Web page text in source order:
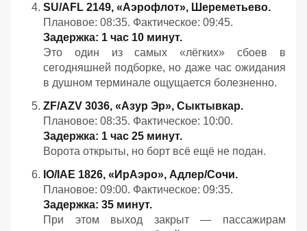
SU/AFL 2149, «Аэрофлот», Шереметьево.
Плановое: 08:35. Фактическое: 09:45.
Задержка: 1 час 10 минут.
Это один из самых «лёгких» сбоев в
сегодняшней подборке, но даже час ожидания
в душном терминале ощущается болезненно.
ZF/AZV 3036, «Азур Эр», Сыктывкар.
Плановое: 08:35. Фактическое: 10:00.
Задержка: 1 час 25 минут.
Ворота открыты, но борт всё ещё не подан.
IO/IAE 1826, «ИрАэро», Адлер/Сочи.
Плановое: 09:00. Фактическое: 09:35.
Задержка: 35 минут.
При этом выход закрыт — пассажирам